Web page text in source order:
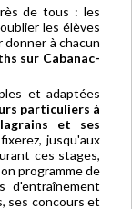
de tous : les
les élèves
à chacun
sur Cabanac-
et adaptées
particuliers à
et ses
jusqu'aux
ces stages,
programme de
d'entraînement
ses concours et